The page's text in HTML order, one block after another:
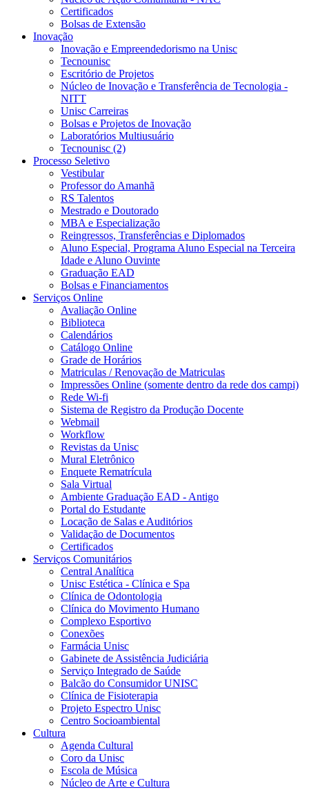
Certificados
Bolsas de Extensão
Inovação
Inovação e Empreendedorismo na Unisc
Tecnounisc
Escritório de Projetos
Núcleo de Inovação e Transferência de Tecnologia -
NITT
Unisc Carreiras
Bolsas e Projetos de Inovação
Laboratórios Multiusuário
Tecnounisc (2)
Processo Seletivo
Vestibular
Professor do Amanhã
RS Talentos
Mestrado e Doutorado
MBA e Especialização
Reingressos, Transferências e Diplomados
Aluno Especial, Programa Aluno Especial na Terceira
Idade e Aluno Ouvinte
Graduação EAD
Bolsas e Financiamentos
Serviços Online
Avaliação Online
Biblioteca
Calendários
Catálogo Online
Grade de Horários
Matriculas / Renovação de Matriculas
Impressões Online (somente dentro da rede dos campi)
Rede Wi-fi
Sistema de Registro da Produção Docente
Webmail
Workflow
Revistas da Unisc
Mural Eletrônico
Enquete Rematrícula
Sala Virtual
Ambiente Graduação EAD - Antigo
Portal do Estudante
Locação de Salas e Auditórios
Validação de Documentos
Certificados
Serviços Comunitários
Central Analítica
Unisc Estética - Clínica e Spa
Clínica de Odontologia
Clínica do Movimento Humano
Complexo Esportivo
Conexões
Farmácia Unisc
Gabinete de Assistência Judiciária
Serviço Integrado de Saúde
Balcão do Consumidor UNISC
Clínica de Fisioterapia
Projeto Espectro Unisc
Centro Socioambiental
Cultura
Agenda Cultural
Coro da Unisc
Escola de Música
Núcleo de Arte e Cultura